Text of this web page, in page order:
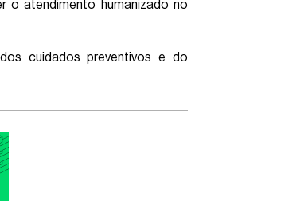
o atendimento humanizado no
cuidados preventivos e do